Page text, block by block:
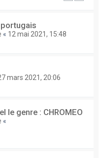
« 12 mai 2021, 15:48
mars 2021, 20:06
le genre : CHROMEO
«